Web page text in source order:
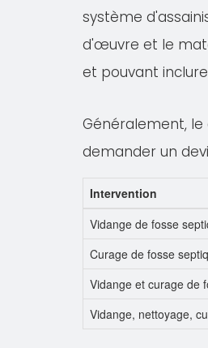
système
d'œuvre et le
et pouvant
Généralement,
demander un
Intervention
Vidange de fosse
Curage de fosse
Vidange et curage de
Vidange, nettoyage,